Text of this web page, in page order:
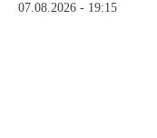
07.08.2026 - 19:15